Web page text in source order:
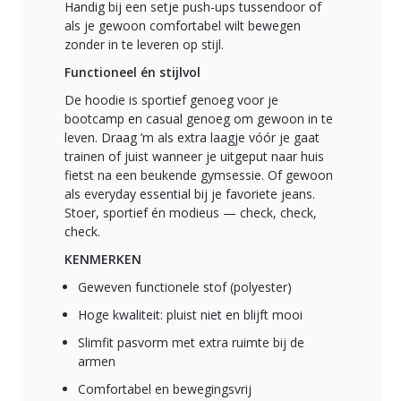
Handig bij een setje push-ups tussendoor of
als je gewoon comfortabel wilt bewegen
zonder in te leveren op stijl.
Functioneel én stijlvol
De hoodie is sportief genoeg voor je
bootcamp en casual genoeg om gewoon in te
leven. Draag ’m als extra laagje vóór je gaat
trainen of juist wanneer je uitgeput naar huis
fietst na een beukende gymsessie. Of gewoon
als everyday essential bij je favoriete jeans.
Stoer, sportief én modieus — check, check,
check.
KENMERKEN
Geweven functionele stof (polyester)
Hoge kwaliteit: pluist niet en blijft mooi
Slimfit pasvorm met extra ruimte bij de
armen
Comfortabel en bewegingsvrij